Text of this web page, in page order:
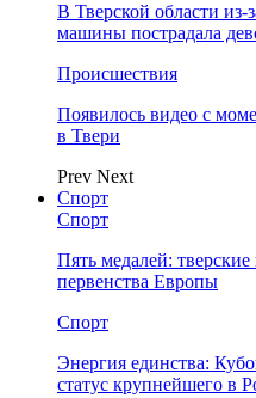
В Тверской области из-
машины пострадала
Происшествия
Появилось видео с
в Твери
Prev Next
Спорт
Спорт
Пять медалей:
первенства Европы
Спорт
Энергия единства:
статус крупнейшего в